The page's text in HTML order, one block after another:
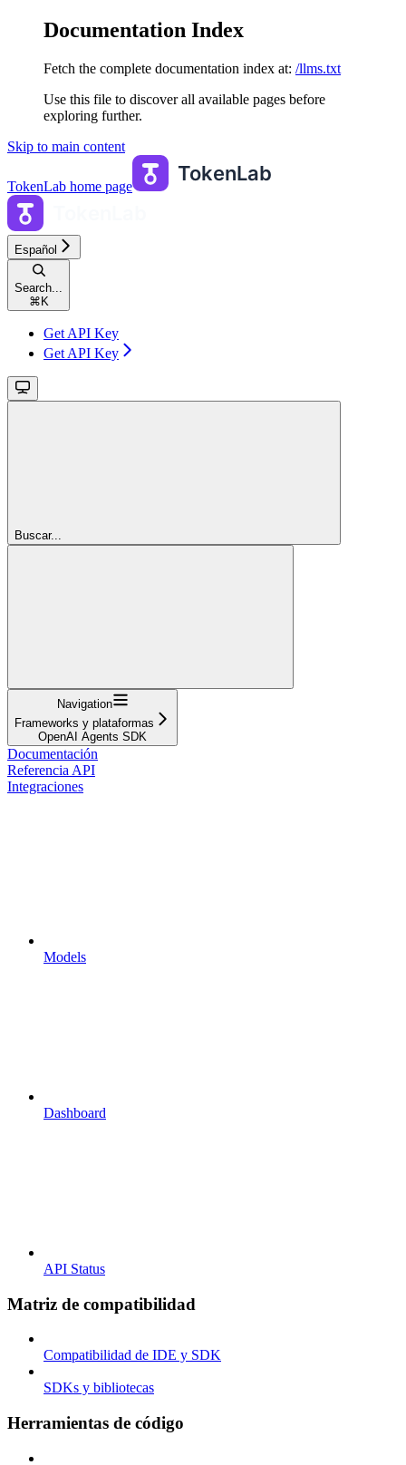
Documentation Index
Fetch the complete documentation index at: /llms.txt
Use this file to discover all available pages before
exploring further.
Skip to main content
TokenLab home page
Español
Search...
⌘ K
Get API Key
Get API Key
Buscar...
Navigation
Frameworks y plataformas
OpenAI Agents SDK
Documentación
Referencia API
Integraciones
Models
Dashboard
API Status
Matriz de compatibilidad
Compatibilidad de IDE y SDK
SDKs y bibliotecas
Herramientas de código